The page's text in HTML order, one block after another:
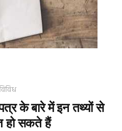
के बारे में इन तथ्यों से
हो सकते हैं